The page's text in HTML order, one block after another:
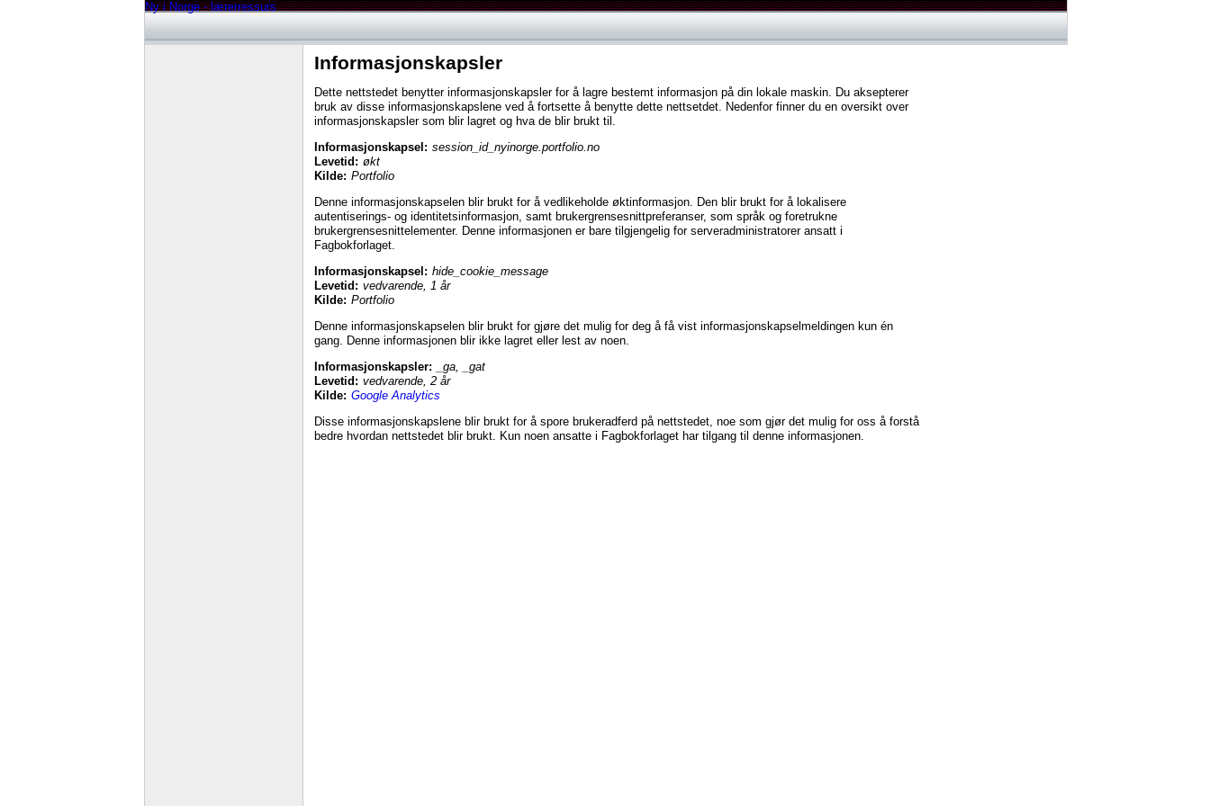
Ny i Norge - lærerressurs
Informasjonskapsler
Dette nettstedet benytter informasjonskapsler for å lagre bestemt informasjon på din lokale maskin. Du aksepterer
bruk av disse informasjonskapslene ved å fortsette å benytte dette nettsetdet. Nedenfor finner du en oversikt over
informasjonskapsler som blir lagret og hva de blir brukt til.
Informasjonskapsel: session_id_nyinorge.portfolio.no
Levetid: økt
Kilde: Portfolio
Denne informasjonskapselen blir brukt for å vedlikeholde øktinformasjon. Den blir brukt for å lokalisere
autentiserings- og identitetsinformasjon, samt brukergrensesnittpreferanser, som språk og foretrukne
brukergrensesnittelementer. Denne informasjonen er bare tilgjengelig for serveradministratorer ansatt i
Fagbokforlaget.
Informasjonskapsel: hide_cookie_message
Levetid: vedvarende, 1 år
Kilde: Portfolio
Denne informasjonskapselen blir brukt for gjøre det mulig for deg å få vist informasjonskapselmeldingen kun én
gang. Denne informasjonen blir ikke lagret eller lest av noen.
Informasjonskapsler:
_ga, _gat
Levetid: vedvarende, 2 år
Kilde: Google Analytics
Disse informasjonskapslene blir brukt for å spore brukeradferd på nettstedet, noe som gjør det mulig for oss å forstå
bedre hvordan nettstedet blir brukt. Kun noen ansatte i Fagbokforlaget har tilgang til denne informasjonen.